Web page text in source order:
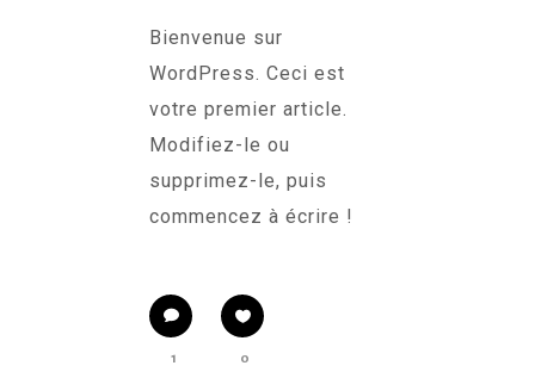
Bienvenue sur
WordPress. Ceci est
votre premier article.
Modifiez-le ou
supprimez-le, puis
commencez à écrire !
1 0